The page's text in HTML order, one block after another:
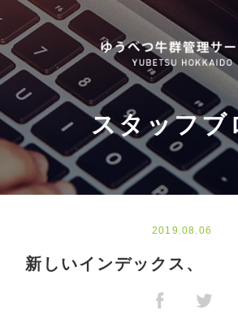
スタッフブ
2019.08.06
新しいインデックス、